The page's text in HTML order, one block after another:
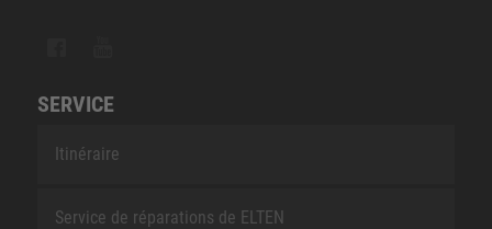
SERVICE
Itinéraire
Service de réparations de ELTEN